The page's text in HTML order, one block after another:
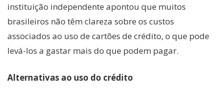
instituição independente apontou que muitos
brasileiros não têm clareza sobre os custos
associados ao uso de cartões de crédito, o que pode
levá-los a gastar mais do que podem pagar.
Alternativas ao uso do crédito